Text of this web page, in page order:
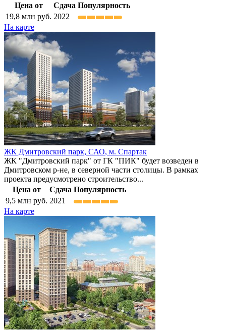
Цена от
Сдача Популярность
19,8 млн руб. 2022
На карте
ЖК Дмитровский парк, САО, м. Спартак
ЖК "Дмитровский парк" от ГК "ПИК" будет возведен в
Дмитровском р-не, в северной части столицы. В рамках
проекта предусмотрено строительство...
Цена от
Сдача Популярность
9,5 млн руб. 2021
На карте